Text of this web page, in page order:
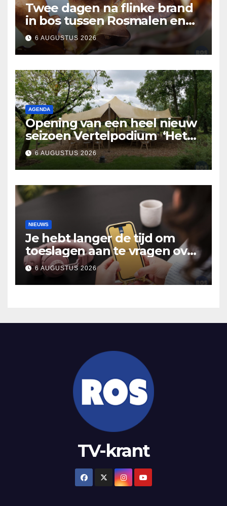
Twee dagen na flinke brand
in bos tussen Rosmalen en
Nuland
6 AUGUSTUS 2026
AGENDA
Opening van een heel nieuw
seizoen Vertelpodium ‘Het
Lopende Vuur’. Landelijke
verhalen in Bomentuin D’n
Hooidonk
6 AUGUSTUS 2026
NIEUWS
Je hebt langer de tijd om
toeslagen aan te vragen over
2025
6 AUGUSTUS 2026
TV-krant